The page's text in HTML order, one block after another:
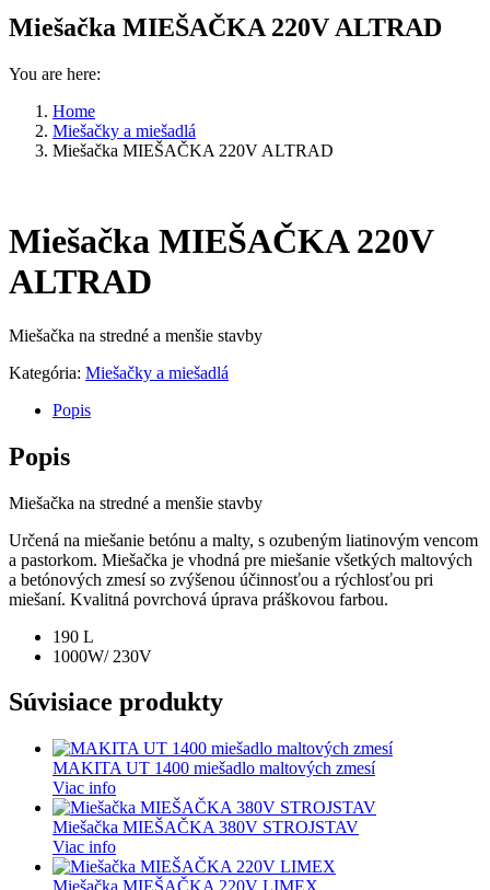
Miešačka MIEŠAČKA 220V ALTRAD
You are here:
Home
Miešačky a miešadlá
Miešačka MIEŠAČKA 220V ALTRAD
Miešačka MIEŠAČKA 220V
ALTRAD
Miešačka na stredné a menšie stavby
Kategória: Miešačky a miešadlá
Popis
Popis
Miešačka na stredné a menšie stavby
Určená na miešanie betónu a malty, s ozubeným liatinovým vencom
a pastorkom. Miešačka je vhodná pre miešanie všetkých maltových
a betónových zmesí so zvýšenou účinnosťou a rýchlosťou pri
miešaní. Kvalitná povrchová úprava práškovou farbou.
190 L
1000W/ 230V
Súvisiace produkty
MAKITA UT 1400 miešadlo maltových zmesí
Viac info
Miešačka MIEŠAČKA 380V STROJSTAV
Viac info